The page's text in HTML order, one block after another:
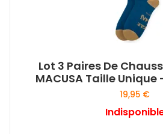
Lot 3 Paires De
MACUSA Taille Unique
19,95 €